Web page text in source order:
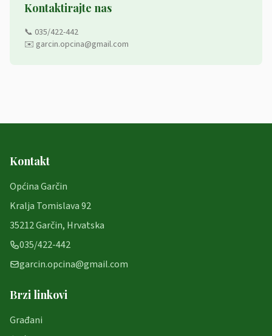
Kontaktirajte nas
📞 035/422-442
✉️ garcin.opcina@gmail.com
Kontakt
Općina Garčin
Kralja Tomislava 92
35212 Garčin, Hrvatska
035/422-442
garcin.opcina@gmail.com
Brzi linkovi
Građani